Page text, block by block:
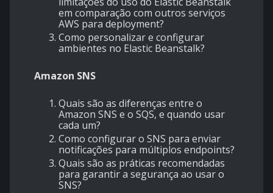
em comparação com outros serviços
AWS para deployment?
Como personalizar e configurar
ambientes no Elastic Beanstalk?
Amazon SNS
Quais são as diferenças entre o
Amazon SNS e o SQS, e quando usar
cada um?
Como configurar o SNS para enviar
notificações para múltiplos endpoints?
Quais são as práticas recomendadas
para garantir a segurança ao usar o
SNS?